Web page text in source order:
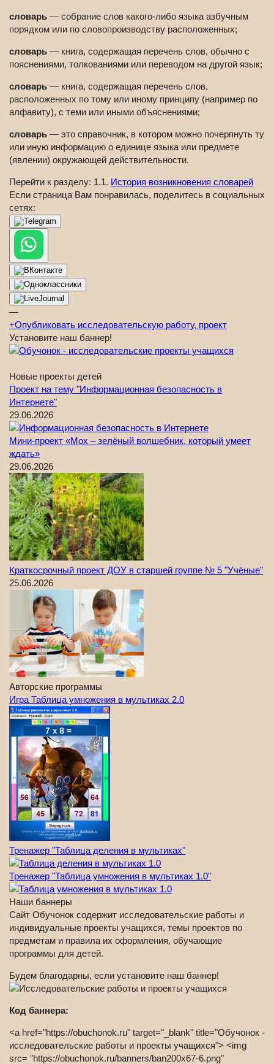
словарь — собрание слов какого-либо языка азбучным
порядком или по словопроизводству расположенных;
словарь — книга, содержащая перечень слов, обычно с
пояснениями, толкованиями или переводом на другой язык;
словарь — книга, содержащая перечень слов,
расположенных по тому или иному принципу (например по
алфавиту), с теми или иными объяснениями;
словарь — это справочник, в котором можно почерпнуть ту
или иную информацию о единице языка или предмете
(явлении) окружающей действительности.
Перейти к разделу: 1.1. История возникновения словарей
Если страница Вам понравилась, поделитесь в социальных
сетях:
—
+Опубликовать исследовательскую работу, проект
Установите наш баннер!
Новые проекты детей
Проект на тему "Информационная безопасность в
Интернете"
29.06.2026
Мини-проект «Мох – зелёный волшебник, который умеет
ждать»
29.06.2026
Краткосрочный проект ДОУ в старшей группе № 5 "Учёные"
25.06.2026
Авторские программы
Игра Таблица умножения в мультиках 2.0
Тренажер "Таблица деления в мультиках"
Тренажер "Таблица умножения в мультиках 1.0"
Наши баннеры
Сайт Обучонок содержит исследовательские работы и
индивидуальные проекты учащихся, темы проектов по
предметам и правила их оформления, обучающие
программы для детей.
Будем благодарны, если установите наш баннер!
Код баннера:
<a href="https://obuchonok.ru" target="_blank" title="Обучонок -
исследовательские работы и проекты учащихся"> <img
src= "https://obuchonok.ru/banners/ban200x67-6.png"